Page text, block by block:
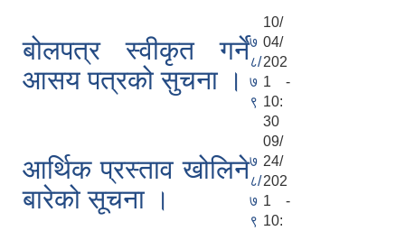
बोलपत्र स्वीकृत गर्ने
आसय पत्रको सुचना ।
७
८/
७
९
10/
04/
202
1 -
10:
30
आर्थिक प्रस्ताव खोलिने
बारेको सूचना ।
७
८/
७
९
09/
24/
202
1 -
10: